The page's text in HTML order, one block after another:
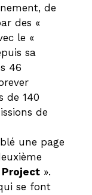
de
des «
le «
sa
46
de 140
de
une page
Project ».
se font